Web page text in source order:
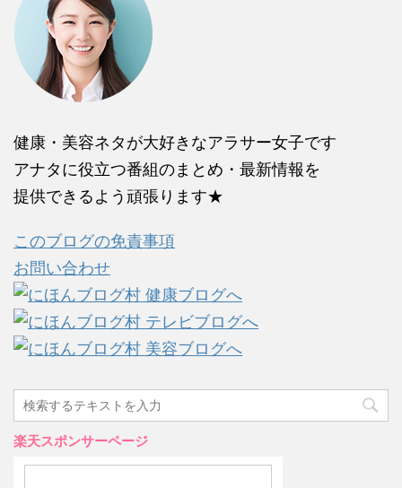
健康・美容ネタが大好きなアラサー女子です
アナタに役立つ番組のまとめ・最新情報を
提供できるよう頑張ります★
このブログの免責事項
お問い合わせ
楽天スポンサーページ